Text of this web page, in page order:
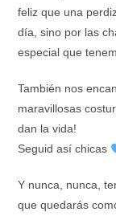
feliz que una
día, sino por las
especial que
También nos
maravillosas
dan la vida!
Seguid así chicas
Y nunca, nunca,
que quedarás